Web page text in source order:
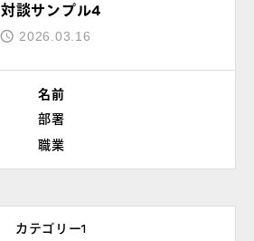
対談サンプル4
2026.03.16
名前
部署
職業
カテゴリー1